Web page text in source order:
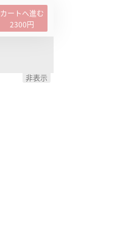
カートヘ進む
2300円
非表示